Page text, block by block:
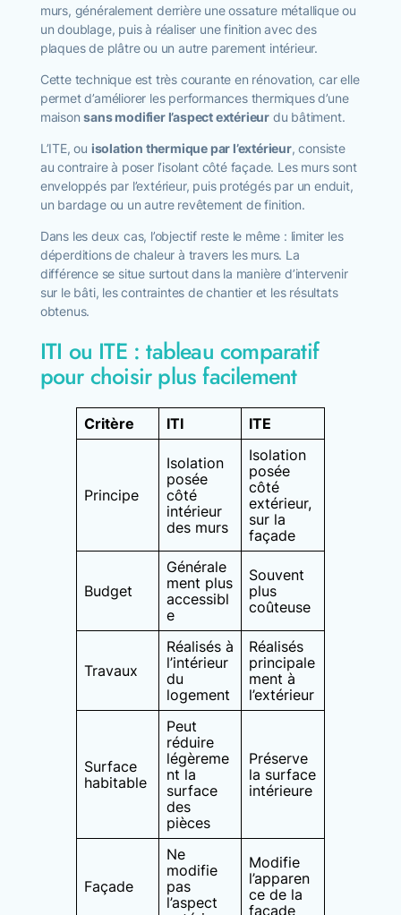
murs, généralement derrière une ossature métallique ou
un doublage, puis à réaliser une finition avec des
plaques de plâtre ou un autre parement intérieur.
Cette technique est très courante en rénovation, car elle
permet d’améliorer les performances thermiques d’une
maisonsans modifier l’aspect extérieur du bâtiment.
L’ITE, ou isolation thermique par l’extérieur, consiste
au contraire à poser l’isolant côté façade. Les murs sont
enveloppés par l’extérieur, puis protégés par un enduit,
un bardage ou un autre revêtement de finition.
Dans les deux cas, l’objectif reste le même : limiter les
déperditions de chaleur à travers les murs. La
différence se situe surtout dans la manière d’intervenir
sur le bâti, les contraintes de chantier et les résultats
obtenus.
ITI ou ITE : tableau comparatif
pour choisir plus facilement
Critère ITI ITE
Principe
Isolation
posée
côté
intérieur
des murs
Isolation
posée
côté
extérieur,
sur la
façade
Budget
Générale
ment plus
accessibl
e
Souvent
plus
coûteuse
Travaux
Réalisés à
l’intérieur
du
logement
Réalisés
principale
ment à
l’extérieur
Surface
habitable
Peut
réduire
légèreme
nt la
surface
des
pièces
Préserve
la surface
intérieure
Façade
Ne
modifie
pas
l’aspect
Modifie
l’apparen
ce de la
façade